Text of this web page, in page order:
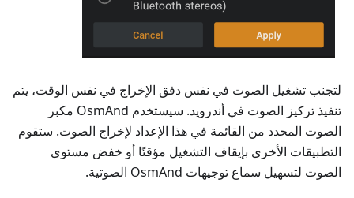
لتجنب تشغيل الصوت في نفس دفق الإخراج في نفس الوقت، يتم
تنفيذ تركيز الصوت في أندرويد. سيستخدم OsmAnd مكبر
الصوت المحدد من القائمة في هذا الإعداد لإخراج الصوت. ستقوم
التطبيقات الأخرى بإيقاف التشغيل مؤقتًا أو خفض مستوى
الصوت لتسهيل سماع توجيهات OsmAnd الصوتية.